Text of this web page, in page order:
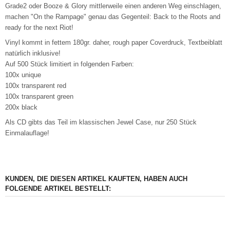
Grade2 oder Booze & Glory mittlerweile einen anderen Weg einschlagen,
machen "On the Rampage" genau das Gegenteil: Back to the Roots and
ready for the next Riot!
Vinyl kommt in fettem 180gr. daher, rough paper Coverdruck, Textbeiblatt
natürlich inklusive!
Auf 500 Stück limitiert in folgenden Farben:
100x unique
100x transparent red
100x transparent green
200x black
Als CD gibts das Teil im klassischen Jewel Case, nur 250 Stück
Einmalauflage!
KUNDEN, DIE DIESEN ARTIKEL KAUFTEN, HABEN AUCH
FOLGENDE ARTIKEL BESTELLT: